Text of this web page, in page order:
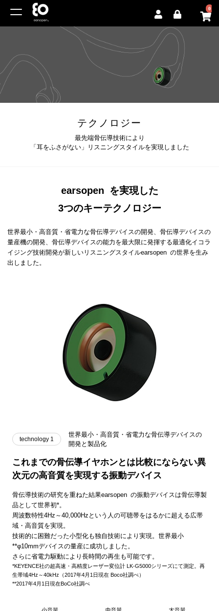
0
テクノロジー
最先端骨伝導技術により
「耳をふさがない」リスニングスタイルを実現しました
earsopen
を実現した
3つのキーテクノロジー
世界最小・高音質・省電力な骨伝導デバイスの開発、骨伝導デバイスの
量産機の開発、 骨伝導デバイスの能力を最大限に発揮する最適化イコラ
イジング技術開発が新しいリスニングスタイルearsopen の世界を生み
出しました。
technology 1
世界最小・高音質・省電力な骨伝導デバイスの
開発と製品化
これまでの骨伝導イヤホンとは比較にならない異
次元の高音質を実現する振動デバイス
骨伝導技術の研究を重ねた結果earsopen の振動デバイスは骨伝導製
品として世界初*。
周波数特性4Hz～40,000Hzという人の可聴帯をはるかに超える広帯
域・高音質を実現。
技術的に困難だった小型化も独自技術により実現。世界最小
**φ10mmデバイスの量産に成功しました。
さらに省電力駆動により長時間の再生も可能です。
*KEYENCE社の超高速・高精度レーザー変位計 LK-G5000シリーズにて測定。再
生帯域4Hz～40kHz（2017年4月1日現在 Boco社調べ）
**2017年4月1日現在BoCo社調べ